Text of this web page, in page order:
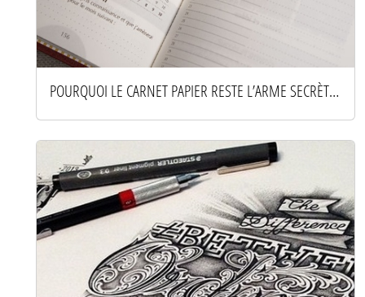
POURQUOI LE CARNET PAPIER RESTE L’ARME SECRÈTE DES ESPRITS PRODUCTIFS